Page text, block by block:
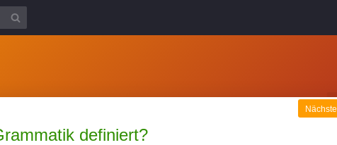
definiert?
Nächste